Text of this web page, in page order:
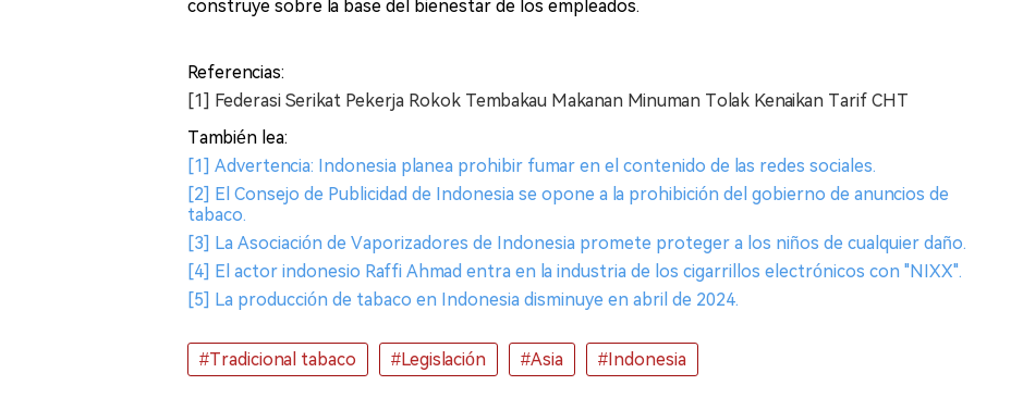
construye sobre la base del bienestar de los empleados.
Referencias:
[1] Federasi Serikat Pekerja Rokok Tembakau Makanan Minuman Tolak Kenaikan Tarif CHT
También lea:
[1] Advertencia: Indonesia planea prohibir fumar en el contenido de las redes sociales.
[2] El Consejo de Publicidad de Indonesia se opone a la prohibición del gobierno de anuncios de
tabaco.
[3] La Asociación de Vaporizadores de Indonesia promete proteger a los niños de cualquier daño.
[4] El actor indonesio Raffi Ahmad entra en la industria de los cigarrillos electrónicos con "NIXX".
[5] La producción de tabaco en Indonesia disminuye en abril de 2024.
#Tradicional tabaco #Legislación #Asia #Indonesia